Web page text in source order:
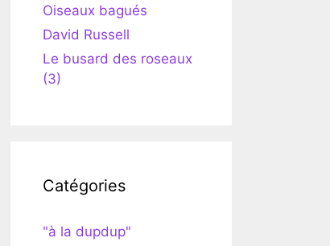
Oiseaux bagués
David Russell
Le busard des roseaux
(3)
Catégories
"à la dupdup"